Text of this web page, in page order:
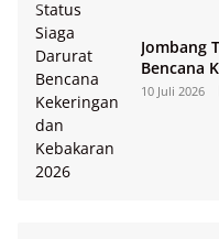
Jombang
Bencana
10 Juli 2026